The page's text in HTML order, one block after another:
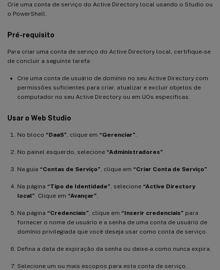
Crie uma conta de serviço do Active Directory local usando o Studio ou
o PowerShell.
Pré-requisito
Para criar uma conta de serviço do Active Directory local, certifique-se
de concluir a seguinte tarefa:
Crie uma conta de usuário de domínio no seu Active Directory com
permissões suficientes para criar, atualizar e excluir objetos de
computador no seu Active Directory ou em UOs específicas.
Usar o Web Studio
No bloco “DaaS” , clique em “Gerenciar”
No painel esquerdo, selecione “Administradores”
Na guia “Contas de Serviço” , clique em “Criar Conta de Serviço”
Na página “Tipo de Identidade” , selecione “Active Directory
local” . Clique em “Avançar”
Na página “Credenciais” , clique em “Inserir credenciais” para
fornecer o nome de usuário e a senha de uma conta de usuário de
domínio privilegiada que você deseja usar como conta de serviço.
Defina a data de expiração da senha ou deixe-a como nunca expira.
Selecione um ou mais escopos para esta conta de serviço.